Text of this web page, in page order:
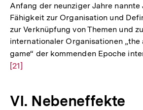
Anfang der neunziger Jahre nannte
Fähigkeit zur Organisation und
zur Verknüpfung von Themen und
internationaler Organisationen
game“ der kommenden Epoche
[21]
VI. Nebeneffekte